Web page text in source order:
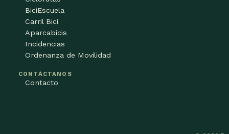
BiciEscuela
Carril Bici
Aparcabicis
Incidencias
Ordenanza de Movilidad
CONTÁCTANOS
Contacto